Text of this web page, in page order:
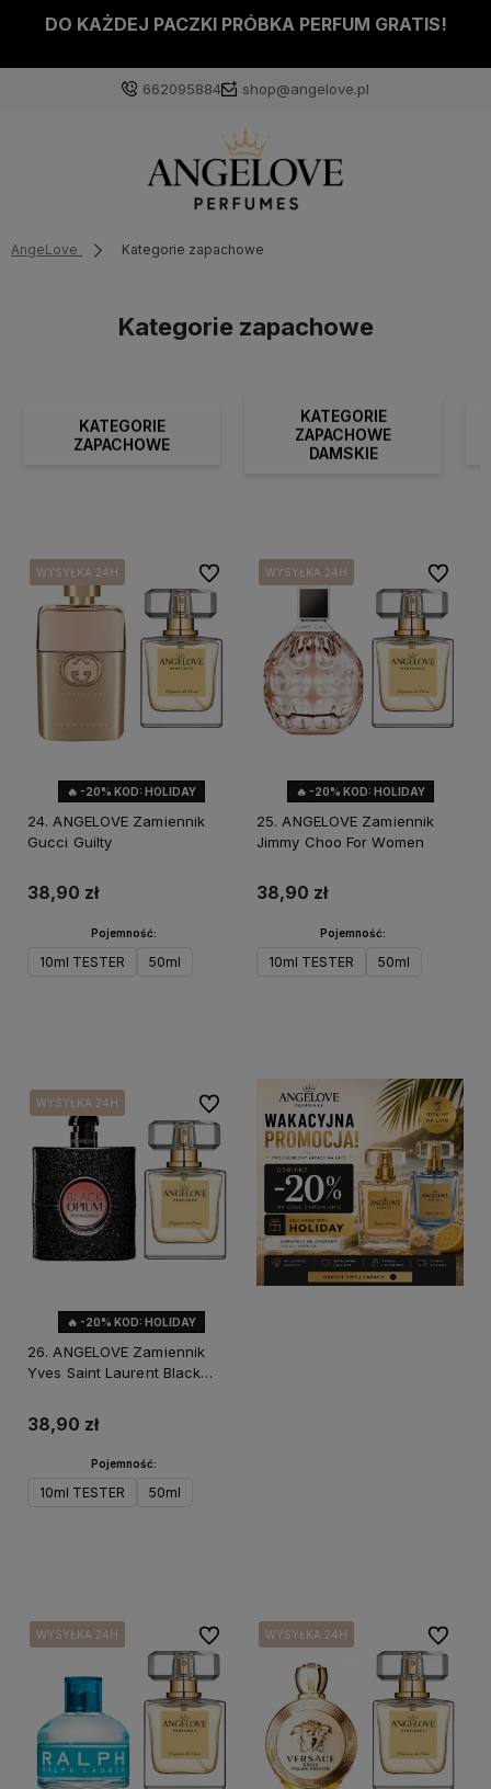
DO KAŻDEJ PACZKI PRÓBKA PERFUM GRATIS!
662095884 shop@angelove.pl
AngeLove Kategorie zapachowe
Kategorie zapachowe
KATEGORIE
ZAPACHOWE
KATEGORIE
ZAPACHOWE
DAMSKIE
🔥 -20% KOD: HOLIDAY
WYSYŁKA 24H
WYSYŁKA 24H
WYSYŁKA 24H
WYSYŁKA 24H
24. ANGELOVE Zamiennik
Gucci Guilty
38,90 zł
Pojemność:
10ml TESTER 50ml
Do ulubionych
🔥 -20% KOD: HOLIDAY
WYSYŁKA 24H
WYSYŁKA 24H
WYSYŁKA 24H
WYSYŁKA 24H
25. ANGELOVE Zamiennik
Jimmy Choo For Women
38,90 zł
Pojemność:
10ml TESTER 50ml
Do
🔥 -20% KOD: HOLIDAY
WYSYŁKA 24H
WYSYŁKA 24H
WYSYŁKA 24H
26. ANGELOVE Zamiennik
Yves Saint Laurent Black
38,90 zł
Pojemność:
10ml TESTER 50ml
Do ulubionych
WYSYŁKA 24H
WYSYŁKA 24H
WYSYŁKA 24H
WYSYŁKA 24H Do ulubionychWYSYŁKA 24H
WYSYŁKA 24H
WYSYŁKA 24H
WYSYŁKA 24H Do